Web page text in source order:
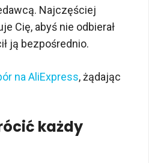
Najczęściej
Cię, abyś nie odbierał
ją bezpośrednio.
na AliExpress, żądając
każdy